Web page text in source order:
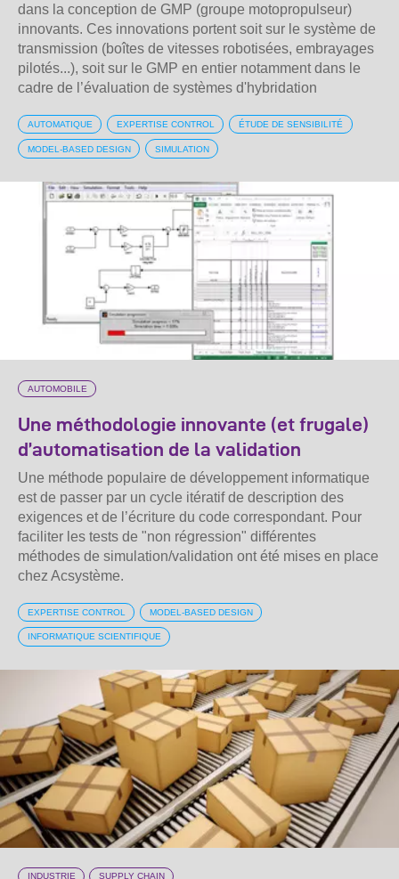
dans la conception de GMP (groupe motopropulseur)
innovants. Ces innovations portent soit sur le système de
transmission (boîtes de vitesses robotisées, embrayages
pilotés...), soit sur le GMP en entier notamment dans le
cadre de l’évaluation de systèmes d'hybridation
AUTOMATIQUE EXPERTISE CONTROL ÉTUDE DE SENSIBILITÉ
MODEL-BASED DESIGN SIMULATION
AUTOMOBILE
Une méthodologie innovante (et frugale)
d’automatisation de la validation
Une méthode populaire de développement informatique
est de passer par un cycle itératif de description des
exigences et de l’écriture du code correspondant. Pour
faciliter les tests de "non régression" différentes
méthodes de simulation/validation ont été mises en place
chez Acsystème.
EXPERTISE CONTROL MODEL-BASED DESIGN
INFORMATIQUE SCIENTIFIQUE
INDUSTRIE SUPPLY CHAIN